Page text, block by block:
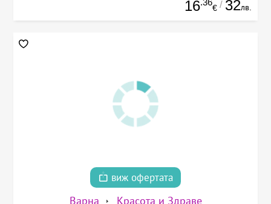
16.36
€ / 32лв.
виж офертата
Варна Красота и Здраве